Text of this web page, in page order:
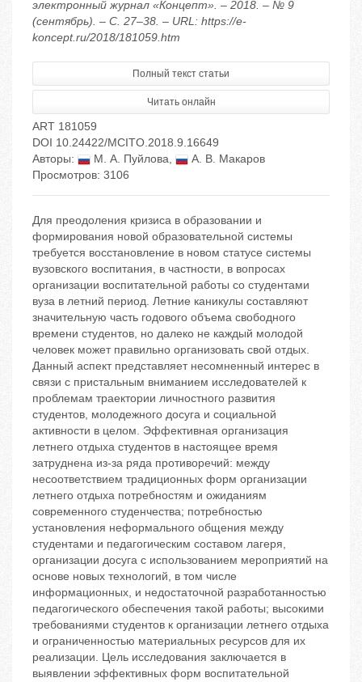
электронный журнал «Концепт». – 2018. – № 9
(сентябрь). – С. 27–38. – URL: https://e-
koncept.ru/2018/181059.htm
Полный текст статьи
Читать онлайн
ART 181059
DOI 10.24422/MCITO.2018.9.16649
Авторы:
М. А. Пуйлова,
А. В. Макаров
Просмотров: 3106
Для преодоления кризиса в образовании и
формирования новой образовательной системы
требуется восстановление в новом статусе системы
вузовского воспитания, в частности, в вопросах
организации воспитательной работы со студентами
вуза в летний период. Летние каникулы составляют
значительную часть годового объема свободного
времени студентов, но далеко не каждый молодой
человек может правильно организовать свой отдых.
Данный аспект представляет несомненный интерес в
связи с пристальным вниманием исследователей к
проблемам траектории личностного развития
студентов, молодежного досуга и социальной
активности в целом. Эффективная организация
летнего отдыха студентов в настоящее время
затруднена из-за ряда противоречий: между
несоответствием традиционных форм организации
летнего отдыха потребностям и ожиданиям
современного студенчества; потребностью
установления неформального общения между
студентами и педагогическим составом лагеря,
организации досуга с использованием мероприятий на
основе новых технологий, в том числе
информационных, и недостаточной разработанностью
педагогического обеспечения такой работы; высокими
требованиями студентов к организации летнего отдыха
и ограниченностью материальных ресурсов для их
реализации. Цель исследования заключается в
выявлении эффективных форм воспитательной